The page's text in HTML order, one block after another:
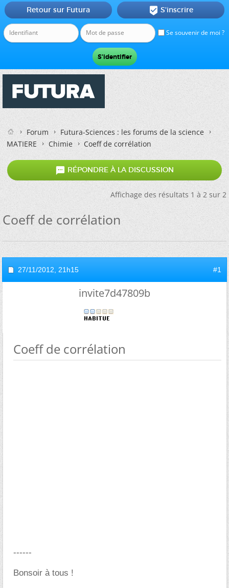
Se souvenir de moi ?
Retour sur Futura  S'inscrire
Forum
Futura-Sciences : les forums de la science
MATIERE
Chimie Coeff de corrélation
 RÉPONDRE À LA DISCUSSION
Affichage des résultats 1 à 2 sur 2
Coeff de corrélation
27/11/2012, 21h15 #1
invite7d47809b
Coeff de corrélation
------
Bonsoir à tous !